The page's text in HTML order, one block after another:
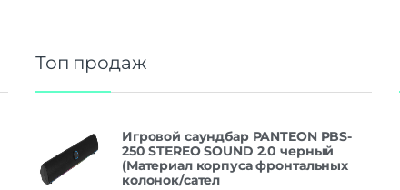
Топ продаж
Игровой саундбар PANTEON PBS-
250 STEREO SOUND 2.0 черный
(Материал корпуса фронтальных
колонок/сател